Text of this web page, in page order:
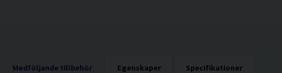
Medföljande tillbehör Egenskaper Specifikationer